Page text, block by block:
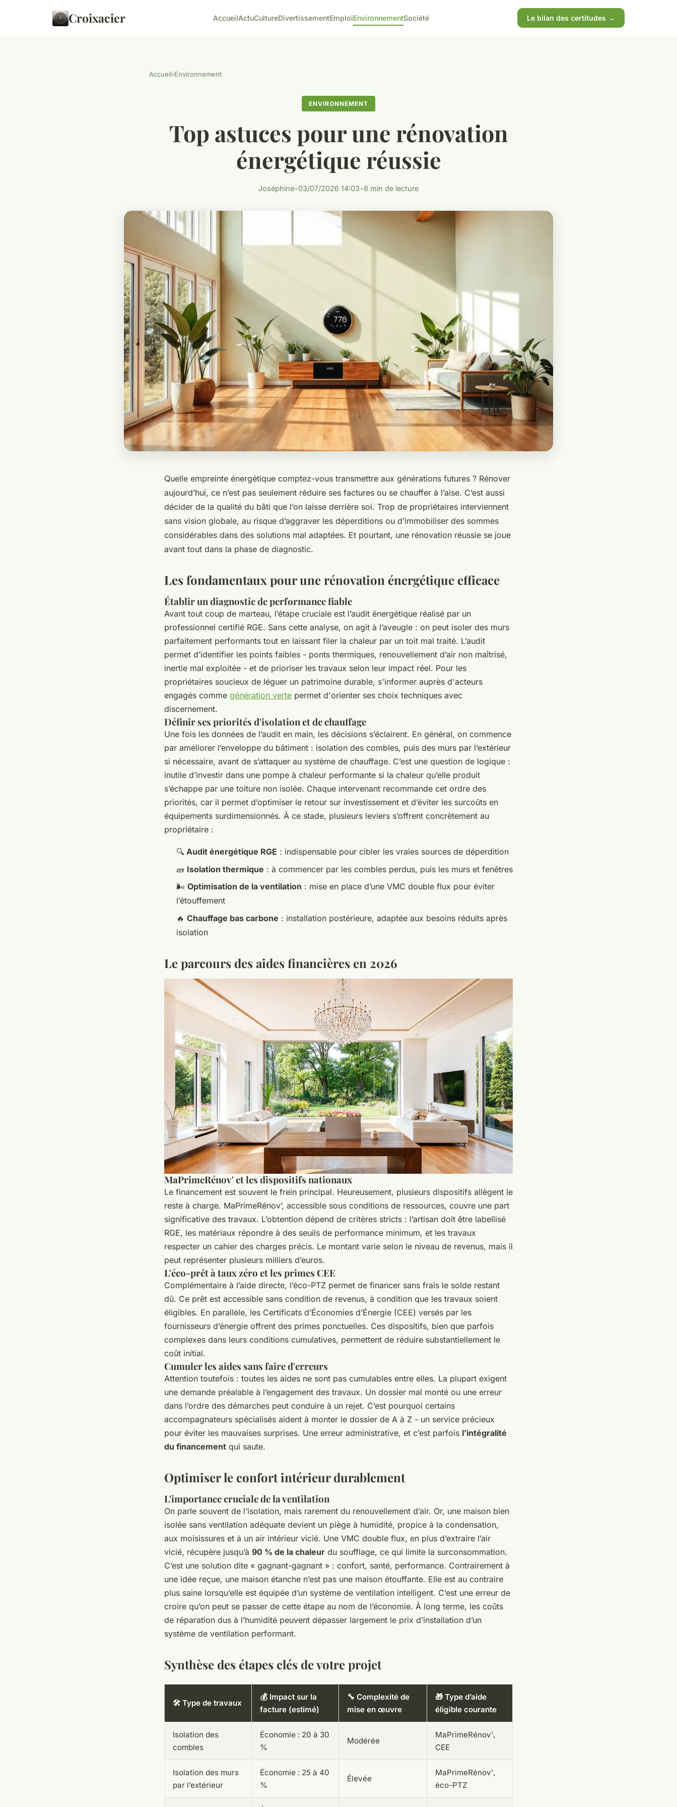
Croixacier AccueilActuCultureDivertissementEmploiEnvironnementSociété Le bilan des certitudes →
Accueil›Environnement
ENVIRONNEMENT
Top astuces pour une rénovation
énergétique réussie
Joséphine•03/07/2026 14:03•8 min de lecture
Quelle empreinte énergétique comptez-vous transmettre aux générations futures ? Rénover
aujourd’hui, ce n’est pas seulement réduire ses factures ou se chauffer à l’aise. C’est aussi
décider de la qualité du bâti que l’on laisse derrière soi. Trop de propriétaires interviennent
sans vision globale, au risque d’aggraver les déperditions ou d’immobiliser des sommes
considérables dans des solutions mal adaptées. Et pourtant, une rénovation réussie se joue
avant tout dans la phase de diagnostic.
Les fondamentaux pour une rénovation énergétique efficace
Établir un diagnostic de performance fiable
Avant tout coup de marteau, l’étape cruciale est l’audit énergétique réalisé par un
professionnel certifié RGE. Sans cette analyse, on agit à l’aveugle : on peut isoler des murs
parfaitement performants tout en laissant filer la chaleur par un toit mal traité. L’audit
permet d’identifier les points faibles - ponts thermiques, renouvellement d’air non maîtrisé,
inertie mal exploitée - et de prioriser les travaux selon leur impact réel. Pour les
propriétaires soucieux de léguer un patrimoine durable, s'informer auprès d'acteurs
engagés comme génération verte permet d'orienter ses choix techniques avec
discernement.
Définir ses priorités d'isolation et de chauffage
Une fois les données de l’audit en main, les décisions s’éclairent. En général, on commence
par améliorer l’enveloppe du bâtiment : isolation des combles, puis des murs par l’extérieur
si nécessaire, avant de s’attaquer au système de chauffage. C’est une question de logique :
inutile d’investir dans une pompe à chaleur performante si la chaleur qu’elle produit
s’échappe par une toiture non isolée. Chaque intervenant recommande cet ordre des
priorités, car il permet d’optimiser le retour sur investissement et d’éviter les surcoûts en
équipements surdimensionnés. À ce stade, plusieurs leviers s’offrent concrètement au
propriétaire :
🔍 Audit énergétique RGE : indispensable pour cibler les vraies sources de déperdition
🧱 Isolation thermique : à commencer par les combles perdus, puis les murs et fenêtres
🌬️ Optimisation de la ventilation : mise en place d’une VMC double flux pour éviter
l’étouffement
🔥 Chauffage bas carbone : installation postérieure, adaptée aux besoins réduits après
isolation
Le parcours des aides financières en 2026
MaPrimeRénov' et les dispositifs nationaux
Le financement est souvent le frein principal. Heureusement, plusieurs dispositifs allègent le
reste à charge. MaPrimeRénov’, accessible sous conditions de ressources, couvre une part
significative des travaux. L’obtention dépend de critères stricts : l’artisan doit être labellisé
RGE, les matériaux répondre à des seuils de performance minimum, et les travaux
respecter un cahier des charges précis. Le montant varie selon le niveau de revenus, mais il
peut représenter plusieurs milliers d’euros.
L'éco-prêt à taux zéro et les primes CEE
Complémentaire à l’aide directe, l’éco-PTZ permet de financer sans frais le solde restant
dû. Ce prêt est accessible sans condition de revenus, à condition que les travaux soient
éligibles. En parallèle, les Certificats d’Économies d’Énergie (CEE) versés par les
fournisseurs d’énergie offrent des primes ponctuelles. Ces dispositifs, bien que parfois
complexes dans leurs conditions cumulatives, permettent de réduire substantiellement le
coût initial.
Cumuler les aides sans faire d'erreurs
Attention toutefois : toutes les aides ne sont pas cumulables entre elles. La plupart exigent
une demande préalable à l’engagement des travaux. Un dossier mal monté ou une erreur
dans l’ordre des démarches peut conduire à un rejet. C’est pourquoi certains
accompagnateurs spécialisés aident à monter le dossier de A à Z - un service précieux
pour éviter les mauvaises surprises. Une erreur administrative, et c’est parfois l’intégralité
du financement qui saute.
Optimiser le confort intérieur durablement
L'importance cruciale de la ventilation
On parle souvent de l’isolation, mais rarement du renouvellement d’air. Or, une maison bien
isolée sans ventilation adéquate devient un piège à humidité, propice à la condensation,
aux moisissures et à un air intérieur vicié. Une VMC double flux, en plus d’extraire l’air
vicié, récupère jusqu’à 90 % de la chaleur du soufflage, ce qui limite la surconsommation.
C’est une solution dite « gagnant-gagnant » : confort, santé, performance. Contrairement à
une idée reçue, une maison étanche n’est pas une maison étouffante. Elle est au contraire
plus saine lorsqu’elle est équipée d’un système de ventilation intelligent. C’est une erreur de
croire qu’on peut se passer de cette étape au nom de l’économie. À long terme, les coûts
de réparation dus à l’humidité peuvent dépasser largement le prix d’installation d’un
système de ventilation performant.
Synthèse des étapes clés de votre projet
🛠️ Type de travaux
💰 Impact sur la
facture (estimé)
🔧 Complexité de
mise en œuvre
🎁 Type d’aide
éligible courante
Isolation des
combles
Économie : 20 à 30
%
Modérée
MaPrimeRénov',
CEE
Isolation des murs
par l’extérieur
Économie : 25 à 40
%
Élevée
MaPrimeRénov',
éco-PTZ